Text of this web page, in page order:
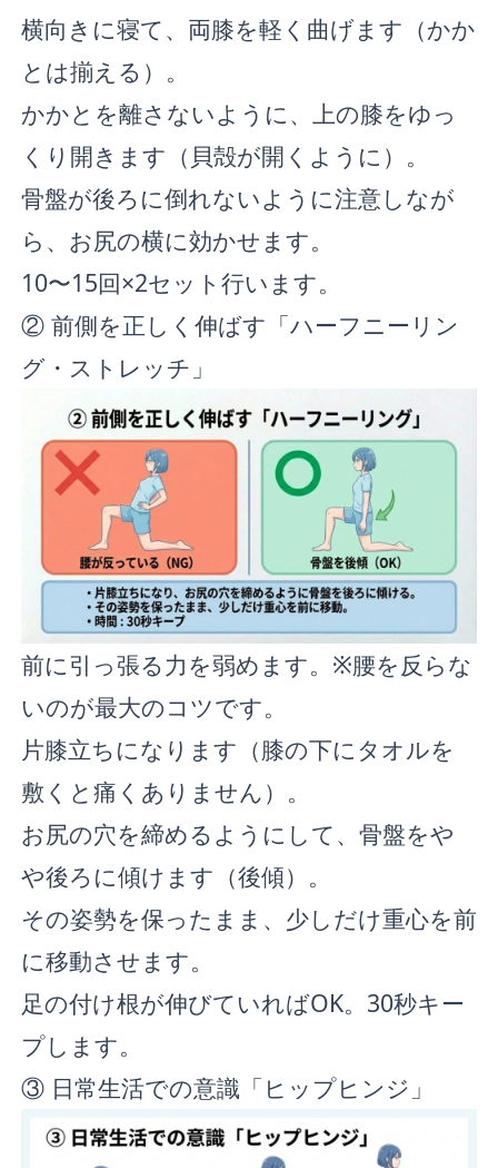
横向きに寝て、両膝を軽く曲げます（かか
とは揃える）。
かかとを離さないように、上の膝をゆっ
くり開きます（貝殻が開くように）。
骨盤が後ろに倒れないように注意しなが
ら、お尻の横に効かせます。
10〜15回×2セット行います。
② 前側を正しく伸ばす「ハーフニーリン
グ・ストレッチ」
前に引っ張る力を弱めます。※腰を反らな
いのが最大のコツです。
片膝立ちになります（膝の下にタオルを
敷くと痛くありません）。
お尻の穴を締めるようにして、骨盤をや
や後ろに傾けます（後傾）。
その姿勢を保ったまま、少しだけ重心を前
に移動させます。
足の付け根が伸びていればOK。30秒キー
プします。
③ 日常生活での意識「ヒップヒンジ」